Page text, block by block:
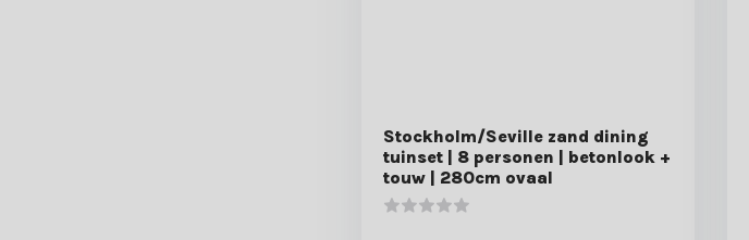
Stockholm/Seville zand dining
tuinset | 8 personen | betonlook +
touw | 280cm ovaal